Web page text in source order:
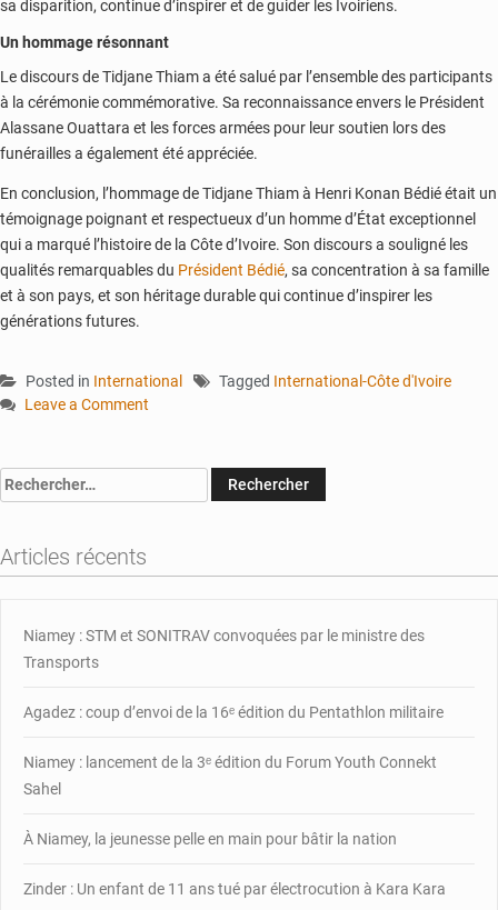
sa disparition, continue d’inspirer et de guider les Ivoiriens.
Un hommage résonnant
Le discours de Tidjane Thiam a été salué par l’ensemble des participants
à la cérémonie commémorative. Sa reconnaissance envers le Président
Alassane Ouattara et les forces armées pour leur soutien lors des
funérailles a également été appréciée.
En conclusion, l’hommage de Tidjane Thiam à Henri Konan Bédié était un
témoignage poignant et respectueux d’un homme d’État exceptionnel
qui a marqué l’histoire de la Côte d’Ivoire. Son discours a souligné les
qualités remarquables du Président Bédié, sa concentration à sa famille
et à son pays, et son héritage durable qui continue d’inspirer les
générations futures.
Posted in International Tagged International-Côte d'Ivoire
Leave a Comment
au
Tidjane
l’homme
d’État
le
de
famille
Rechercher :
Articles récents
Niamey : STM et SONITRAV convoquées par le ministre des
Transports
Agadez : coup d’envoi de la 16ᵉ édition du Pentathlon militaire
Niamey : lancement de la 3ᵉ édition du Forum Youth Connekt
Sahel
À Niamey, la jeunesse pelle en main pour bâtir la nation
Zinder : Un enfant de 11 ans tué par électrocution à Kara Kara